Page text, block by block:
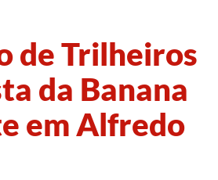
de Trilheiros
da Banana
em Alfredo